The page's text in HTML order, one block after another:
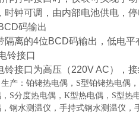
时钟可调，由内部电池供电，
码输出
隔离的4位BCD码输出，低电平
铃接口
铃接口为高压（220V AC），
产：铂铑热电偶，S型铂铑热电偶
S分度热电偶，K型热电偶，S型热
钢水测温仪，手持式钢水测温仪，